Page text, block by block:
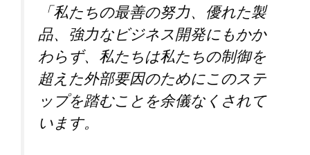
「私たちの最善の努力、優れた製
品、強力なビジネス開発にもかか
わらず、私たちは私たちの制御を
超えた外部要因のためにこのステ
ップを踏むことを余儀なくされて
います。